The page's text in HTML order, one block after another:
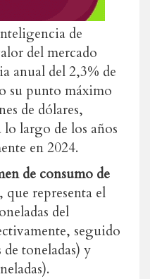
de
del mercado
anual del 2,3% de
su punto máximo
de dólares,
lo largo de los años
en 2024.
de consumo de
, que representa el
del
seguido
toneladas) y